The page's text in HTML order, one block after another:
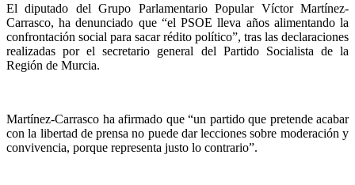
El diputado del Grupo Parlamentario Popular Víctor Martínez-
Carrasco, ha denunciado que “el PSOE lleva años alimentando la
confrontación social para sacar rédito político”, tras las declaraciones
realizadas por el secretario general del Partido Socialista de la
Región de Murcia.
Martínez-Carrasco ha afirmado que “un partido que pretende acabar
con la libertad de prensa no puede dar lecciones sobre moderación y
convivencia, porque representa justo lo contrario”.